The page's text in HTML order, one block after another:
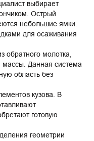
выбирает
Острый
небольшие ямки.
для осаживания
обратного молотка,
массы. Данная система
область без
кузова. В
готовую
геометрии